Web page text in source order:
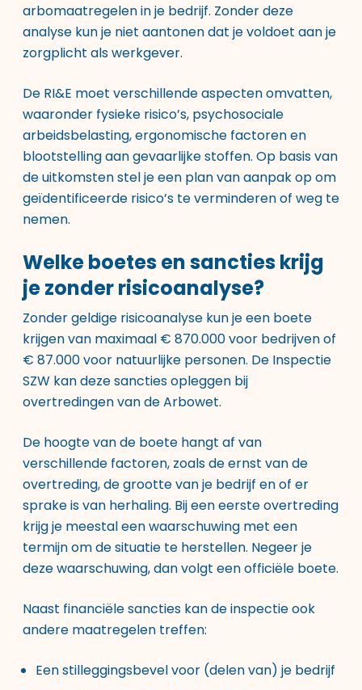
arbomaatregelen in je bedrijf. Zonder deze
analyse kun je niet aantonen dat je voldoet aan je
zorgplicht als werkgever.
De RI&E moet verschillende aspecten omvatten,
waaronder fysieke risico’s, psychosociale
arbeidsbelasting, ergonomische factoren en
blootstelling aan gevaarlijke stoffen. Op basis van
de uitkomsten stel je een plan van aanpak op om
geïdentificeerde risico’s te verminderen of weg te
nemen.
Welke boetes en sancties krijg
je zonder risicoanalyse?
Zonder geldige risicoanalyse kun je een boete
krijgen van maximaal € 870.000 voor bedrijven of
€ 87.000 voor natuurlijke personen. De Inspectie
SZW kan deze sancties opleggen bij
overtredingen van de Arbowet.
De hoogte van de boete hangt af van
verschillende factoren, zoals de ernst van de
overtreding, de grootte van je bedrijf en of er
sprake is van herhaling. Bij een eerste overtreding
krijg je meestal een waarschuwing met een
termijn om de situatie te herstellen. Negeer je
deze waarschuwing, dan volgt een officiële boete.
Naast financiële sancties kan de inspectie ook
andere maatregelen treffen:
Een stilleggingsbevel voor (delen van) je bedrijf